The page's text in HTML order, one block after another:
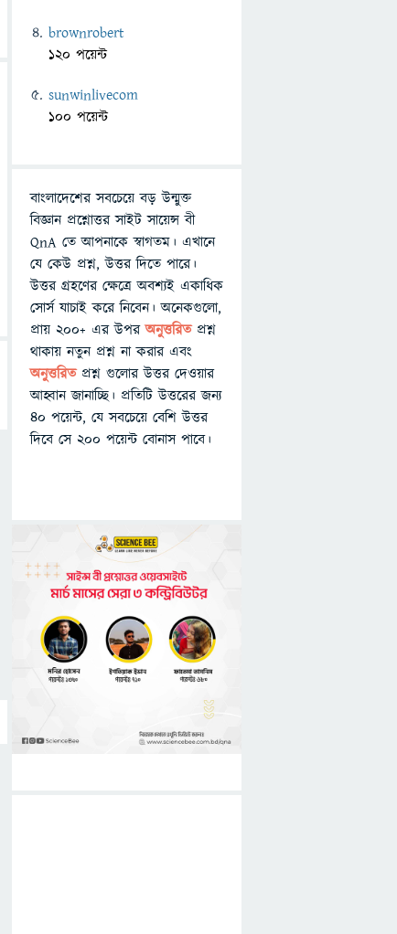
brownrobert
120 পয়েন্ট
sunwinlivecom
100 পয়েন্ট
বাংলাদেশের সবচেয়ে বড় উন্মুক্ত
বিজ্ঞান প্রশ্নোত্তর সাইট সায়েন্স বী
QnA তে আপনাকে স্বাগতম। এখানে
যে কেউ প্রশ্ন, উত্তর দিতে পারে।
উত্তর গ্রহণের ক্ষেত্রে অবশ্যই একাধিক
সোর্স যাচাই করে নিবেন। অনেকগুলো,
প্রায় ২০০+ এর উপরঅনুত্তরিতপ্রশ্ন
থাকায় নতুন প্রশ্ন না করার এবং
অনুত্তরিত প্রশ্ন গুলোর উত্তর দেওয়ার
আহ্বান জানাচ্ছি। প্রতিটি উত্তরের জন্য
৪০ পয়েন্ট, যে সবচেয়ে বেশি উত্তর
দিবে সে ২০০ পয়েন্ট বোনাস পাবে।